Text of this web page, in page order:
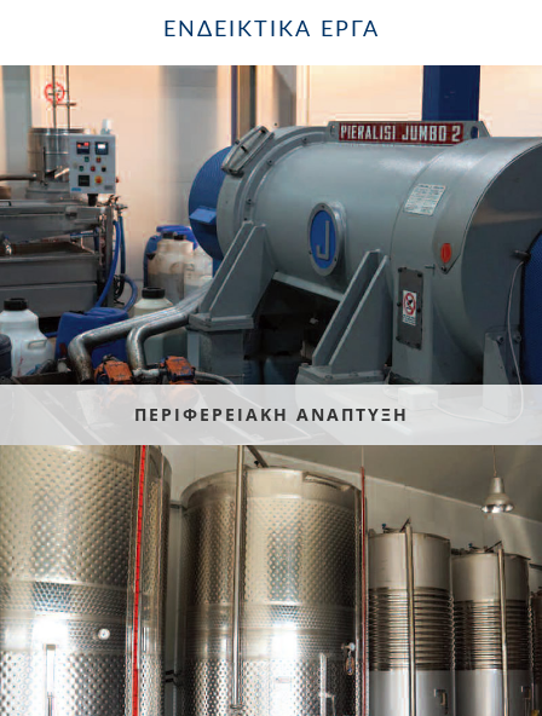
ΕΝΔΕΙΚΤΙΚΆ ΈΡΓΑ
ΠΕΡΙΦΕΡΕΙΑΚΗ ΑΝΑΠΤΥΞΗ